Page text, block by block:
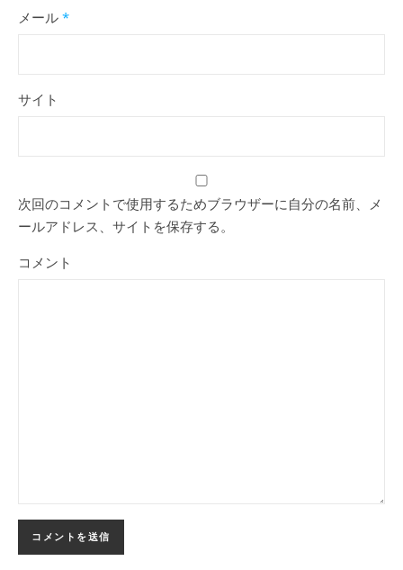
メール *
サイト
次回のコメントで使用するためブラウザーに自分の名前、メ
ールアドレス、サイトを保存する。
コメント